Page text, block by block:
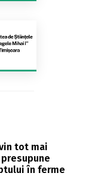
tot mai
în ferme